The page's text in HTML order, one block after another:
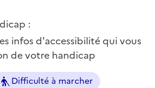
:
infos d'accessibilité qui vous
de votre handicap
Difficulté à marcher